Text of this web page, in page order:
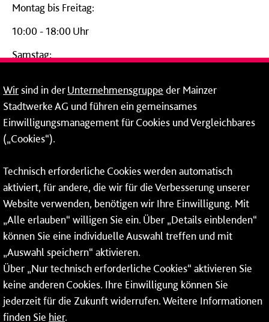
Montag bis Freitag:
10:00 - 18:00 Uhr
Samstag:
24-Stunden-Telefon*
06131 – 12 77 77
Fax: 06131 – 12 66 66
* Montags bis freitags bis 7 und ab 18 Uhr sowie an
Wochenenden und Feiertagen ganztags werden Ihre
Anrufe je nach Themenauswahl an ein Callcenter des
RMV oder von nextbike weitergeleitet. Dort erhalten Sie
ausschließlich Auskünfte zum Fahrplan bzw. zu
meinRad.
Wirsind in derUnternehmensgruppe der Mainzer
Stadtwerke AG und führen ein gemeinsames
Einwilligungsmanagement für Cookies und Vergleichbares
(„Cookies“).
Technisch erforderliche Cookies werden automatisch
aktiviert, für andere, die wir für die Verbesserung unserer
Website verwenden, benötigen wir Ihre Einwilligung. Mit
„Alle erlauben“ willigen Sie ein. Über „Details einblenden“
können Sie eine individuelle Auswahl treffen und mit
„Auswahl speichern“ aktivieren.
Über „Nur technisch erforderliche Cookies“ aktivieren Sie
keine anderen Cookies. Ihre Einwilligung können Sie
jederzeit für die Zukunft widerrufen. Weitere Informationen
finden Sie hier.